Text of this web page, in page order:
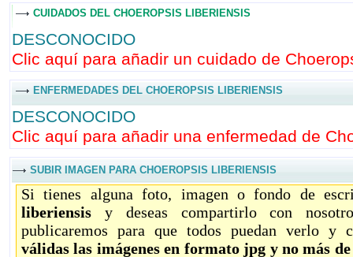
CUIDADOS DEL CHOEROPSIS LIBERIENSIS
DESCONOCIDO
Clic aquí para añadir un cuidado de
ENFERMEDADES DEL CHOEROPSIS LIBERIENSIS
DESCONOCIDO
Clic aquí para añadir una enfermedad de
SUBIR IMAGEN PARA CHOEROPSIS LIBERIENSIS
Si tienes alguna foto, imagen o fondo de
liberiensis y deseas compartirlo con
publicaremos para que todos puedan verlo y
válidas las imágenes en formato jpg y no más